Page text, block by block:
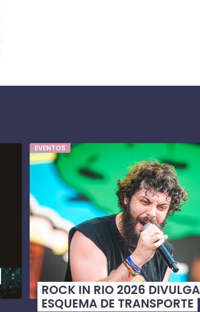
EVENTOS
ROCK IN RIO 2026 DIVULGA
ESQUEMA DE TRANSPORTE